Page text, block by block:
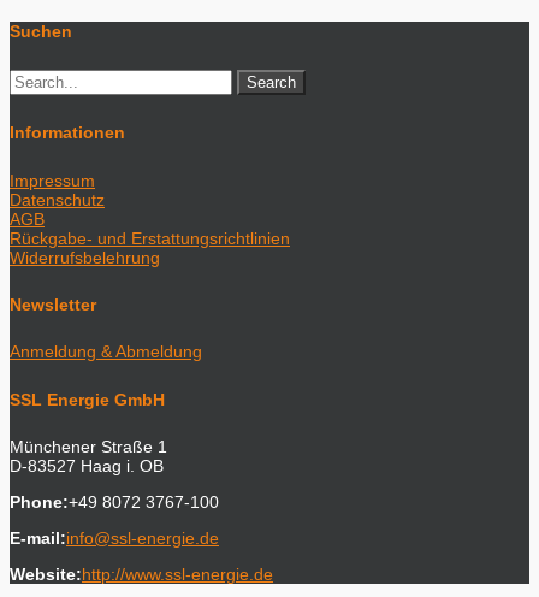
Suchen
Informationen
Impressum
Datenschutz
AGB
Rückgabe- und Erstattungsrichtlinien
Widerrufsbelehrung
Newsletter
Anmeldung & Abmeldung
SSL Energie GmbH
Münchener Straße 1
D-83527 Haag i. OB
Phone:+49 8072 3767-100
E-mail:info@ssl-energie.de
Website:http://www.ssl-energie.de